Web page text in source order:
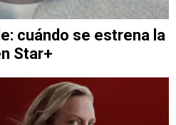
cuándo se estrena la
Star+